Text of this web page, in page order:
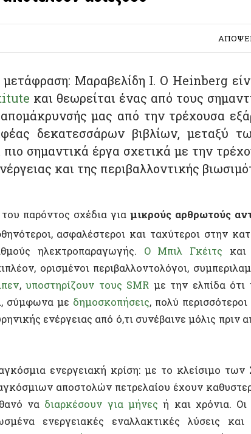
Μαραβελίδη Ι. Ο Heinberg είναι
και θεωρείται ένας από τους
μας από την τρέχουσα εξάρτηση
δεκατεσσάρων βιβλίων, μεταξύ των
σημαντικά έργα σχετικά με την τρέχουσα
και της περιβαλλοντικής βιωσιμότητας.
σχέδια για μικρούς αρθρωτούς
ασφαλέστεροι και ταχύτεροι στην κατασκευή
ηλεκτροπαραγωγής.
Ο Μπιλ Γκέιτς και
η
υποστηρίζουν τους SMR με την ελπίδα ότι μπορούν
ενέργειας από ό,τι συνέβαινε μόλις πριν από μια ή
ενεργειακή κρίση: με το κλείσιμο των Στενών
αποστολών πετρελαίου έχουν καθυστερήσει, με
ναδιαρκέσουν για μήνες ή και χρόνια. Οι
ενεργειακές εναλλακτικές λύσεις και
αυξάνεται ραγδαία και οι κατασκευαστές
τους SMR για την
τροφοδοσία της
σπουδαία στιγμή για την πυρηνική βιομηχανία.